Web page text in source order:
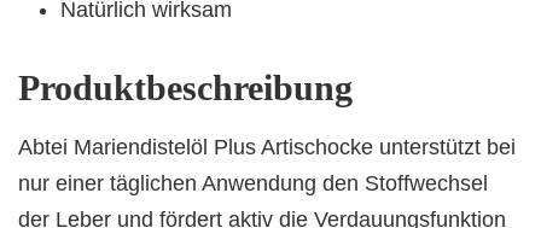
Natürlich wirksam
Produktbeschreibung
Abtei Mariendistelöl Plus Artischocke unterstützt bei
nur einer täglichen Anwendung den Stoffwechsel
der Leber und fördert aktiv die Verdauungsfunktion